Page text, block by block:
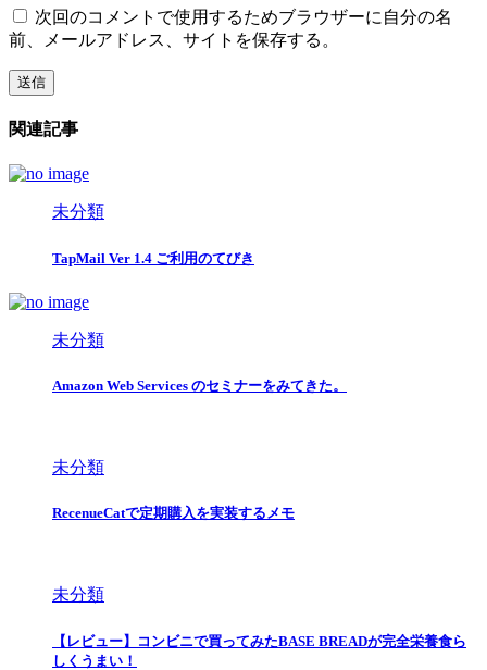
次回のコメントで使用するためブラウザーに自分の名
前、メールアドレス、サイトを保存する。
関連記事
未分類
TapMail Ver 1.4 ご利用のてびき
未分類
Amazon Web Services のセミナーをみてきた。
未分類
RecenueCatで定期購入を実装するメモ
未分類
【レビュー】コンビニで買ってみたBASE BREADが完全栄養食ら
しくうまい！